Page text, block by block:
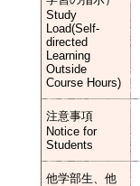
Study
Load(Self-
directed
Learning
Outside
Course Hours)
注意事項
Notice for
Students
他学部生、他